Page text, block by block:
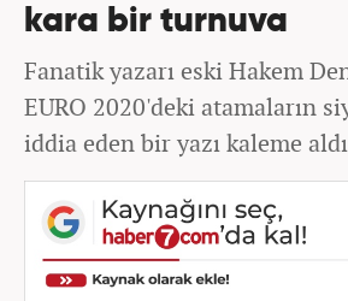
kara bir turnuva
Fanatik yazarı eski Hakem
EURO 2020'deki atamaların
iddia eden bir yazı kaleme